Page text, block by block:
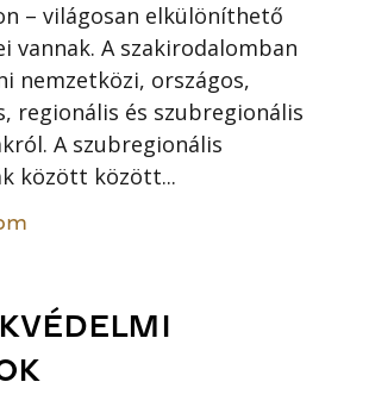
– világosan elkülöníthető
vannak. A szakirodalomban
nemzetközi, országos,
regionális és szubregionális
A szubregionális
között között...